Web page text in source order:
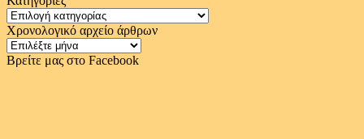
Κατηγορίες
Χρονολογικό αρχείο άρθρων
Χρονολογικό
αρχείο
Βρείτε μας στο Facebook